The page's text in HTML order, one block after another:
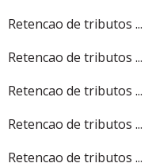
Retencao de tributos ...
Retencao de tributos ...
Retencao de tributos ...
Retencao de tributos ...
Retencao de tributos ...